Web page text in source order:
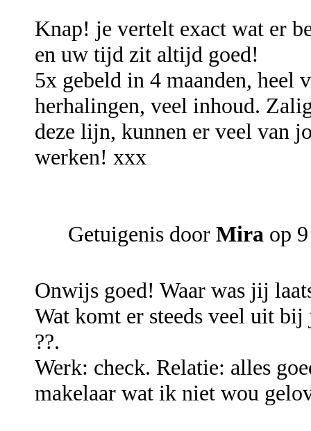
Knap! je vertelt exact wat er
en uw tijd zit altijd goed!
5x gebeld in 4 maanden, heel
herhalingen, veel inhoud.
deze lijn, kunnen er veel van
werken! xxx
Getuigenis door Mira op
Onwijs goed! Waar was jij
Wat komt er steeds veel uit
??.
Werk: check. Relatie: alles
makelaar wat ik niet wou